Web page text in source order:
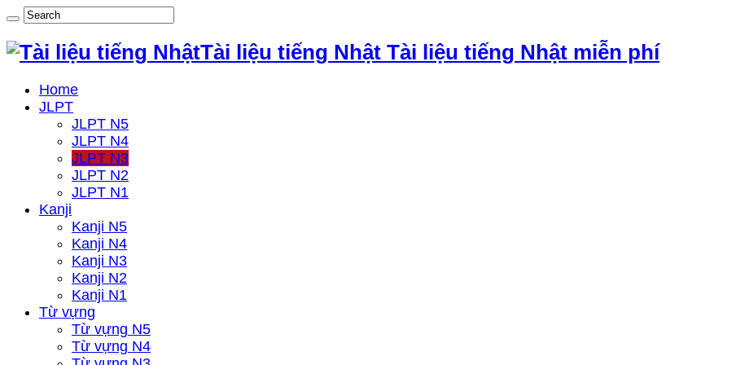
Tài liệu tiếng Nhật Tài liệu tiếng Nhật miễn phí
Home
JLPT
JLPT N5
JLPT N4
JLPT N3
JLPT N2
JLPT N1
Kanji
Kanji N5
Kanji N4
Kanji N3
Kanji N2
Kanji N1
Từ vựng
Từ vựng N5
Từ vựng N4